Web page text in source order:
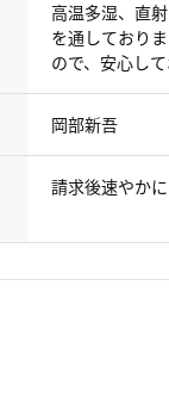
高温多湿、直
を通しており
ので、安心し
岡部新吾
請求後速やかに